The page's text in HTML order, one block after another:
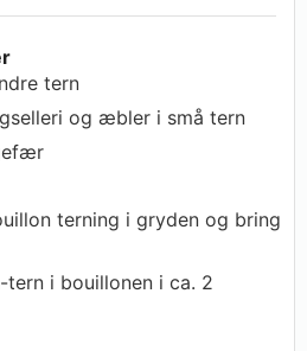
tern
og æbler i små tern
terning i gryden og bring
tern i bouillonen i ca. 2